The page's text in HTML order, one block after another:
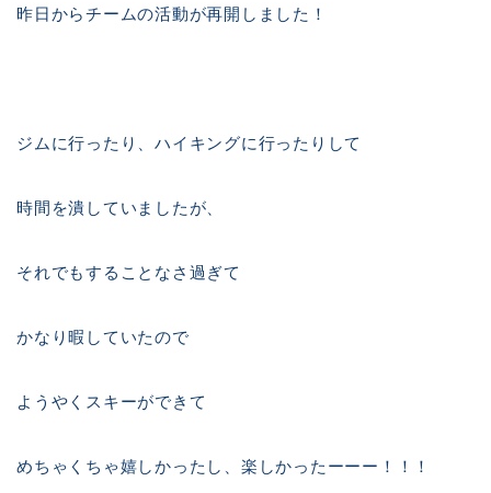
昨日からチームの活動が再開しました！
ジムに行ったり、ハイキングに行ったりして
時間を潰していましたが、
それでもすることなさ過ぎて
かなり暇していたので
ようやくスキーができて
めちゃくちゃ嬉しかったし、楽しかったーーー！！！